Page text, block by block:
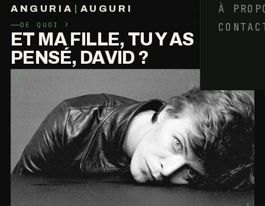
ANGURIA AUGURI
FRANÇOIS BARAIZE
À
DE QUOI ?
ET MA FILLE, TU Y AS
PENSÉ, DAVID ?